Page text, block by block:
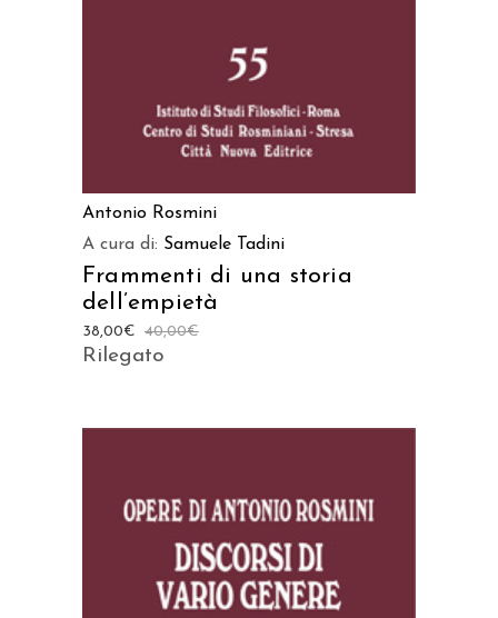
Antonio Rosmini
A cura di: Samuele Tadini
Frammenti di una storia
dell’empietà
40,00€
38,00€
Rilegato